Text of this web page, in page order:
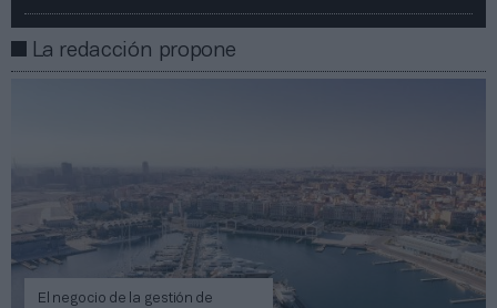
La redacción propone
El negocio de la gestión de